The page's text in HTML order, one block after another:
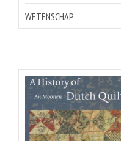
WETENSCHAP